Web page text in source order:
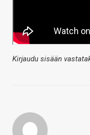
Kirjaudu sisään